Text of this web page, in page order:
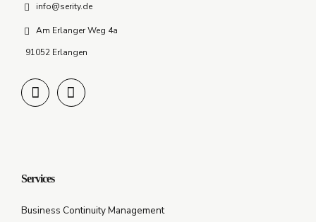
info@serity.de
Am Erlanger Weg 4a
91052 Erlangen
Services
Business Continuity Management